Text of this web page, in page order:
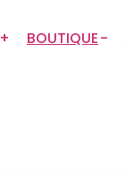
BOUTIQUE